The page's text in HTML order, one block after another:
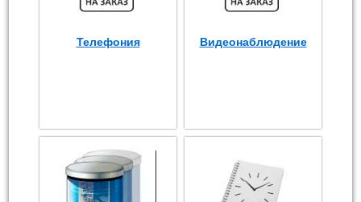
Телефония Видеонаблюдение